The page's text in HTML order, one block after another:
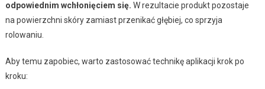
odpowiednim wchłonięciem się. W rezultacie produkt pozostaje
na powierzchni skóry zamiast przenikać głębiej, co sprzyja
rolowaniu.
Aby temu zapobiec, warto zastosować technikę aplikacji krok po
kroku: